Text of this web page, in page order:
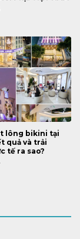
lông bikini tại
quả và trải
tế ra sao?